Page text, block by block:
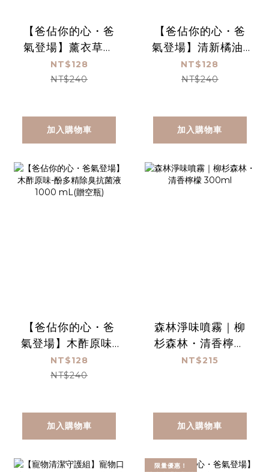
【爸佔你的心・爸
氣登場】薰衣草檸
檬-酚多精除臭抗菌
液 1000 mL(贈空
NT$128
NT$240
加入購物車
【爸佔你的心・爸
氣登場】清新橘油-
酚多精除臭抗菌液
1000 mL(贈空瓶)
NT$128
NT$240
加入購物車
【爸佔你的心・爸
氣登場】木酢原味-
酚多精除臭抗菌液
1000 mL(贈空瓶)
NT$128
NT$240
加入購物車
森林淨味噴霧｜柳
杉森林・清香檸檬
300ml
NT$215
加入購物車
限量優惠！